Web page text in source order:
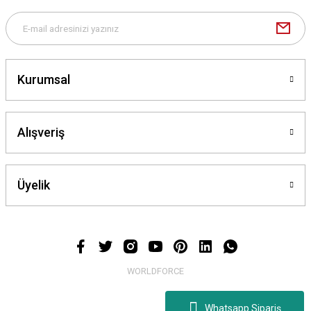
Whatsapp Sipariş
Gönder
Kurumsal
Alışveriş
Üyelik
WORLDFORCE